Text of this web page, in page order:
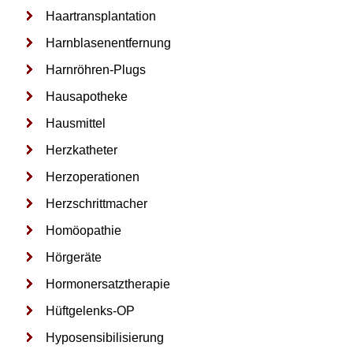
Haartransplantation
Harnblasenentfernung
Harnröhren-Plugs
Hausapotheke
Hausmittel
Herzkatheter
Herzoperationen
Herzschrittmacher
Homöopathie
Hörgeräte
Hormonersatztherapie
Hüftgelenks-OP
Hyposensibilisierung
I
M
N
O
P
Q
R
S
T